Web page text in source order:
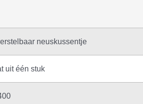
neuskussentje
uit één stuk